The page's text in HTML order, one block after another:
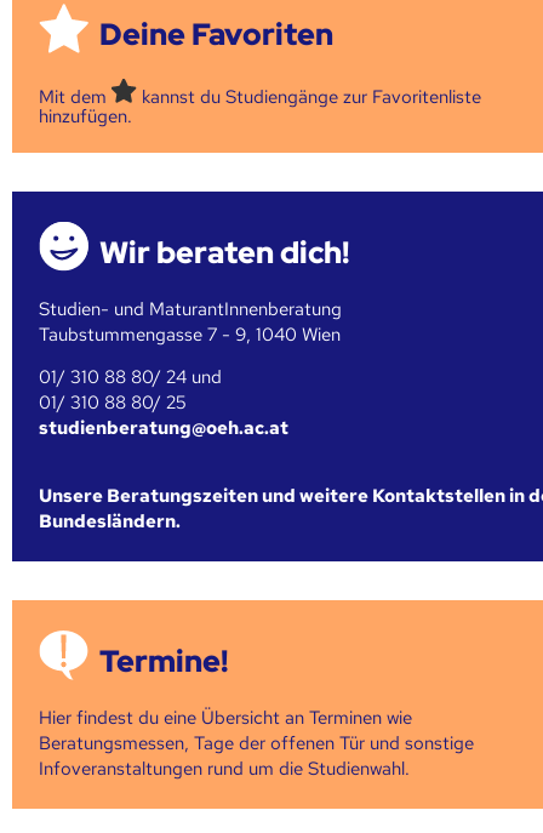
Deine Favoriten
Mit dem
kannst du Studiengänge zur Favoritenliste
hinzufügen.
Wir beraten dich!
Studien- und MaturantInnenberatung
Taubstummengasse 7 - 9, 1040 Wien
01/ 310 88 80/ 24 und
01/ 310 88 80/ 25
studienberatung@oeh.ac.at
Unsere Beratungszeiten und weitere Kontaktstellen in
Bundesländern.
Termine!
Hier findest du eine Übersicht an Terminen wie
Beratungsmessen, Tage der offenen Tür und sonstige
Infoveranstaltungen rund um die Studienwahl.